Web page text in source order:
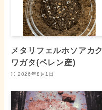
メタリフェルホソアカク
ワガタ(ペレン産)
2026年8月1日